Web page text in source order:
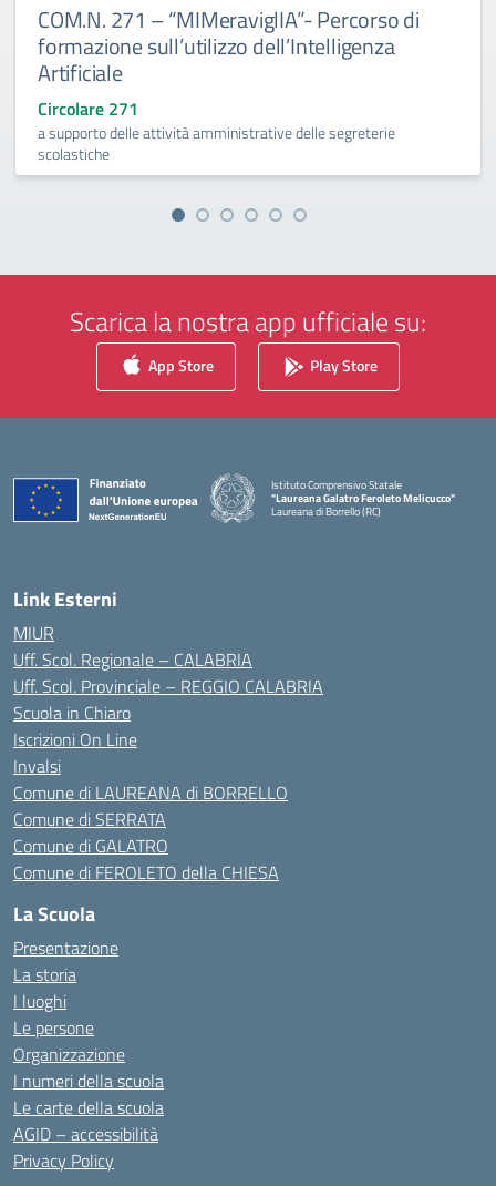
COM.N. 271 – “MIMeraviglIA”- Percorso di
formazione sull’utilizzo dell’Intelligenza
Artificiale
Circolare 271
a supporto delle attività amministrative delle segreterie
scolastiche
Scarica la nostra app ufficiale su:
App Store Play Store
Istituto Comprensivo Statale
"Laureana Galatro Feroleto Melicucco"
Laureana di Borrello (RC)
Link Esterni
MIUR
Uff. Scol. Regionale – CALABRIA
Uff. Scol. Provinciale – REGGIO CALABRIA
Scuola in Chiaro
Iscrizioni On Line
Invalsi
Comune di LAUREANA di BORRELLO
Comune di SERRATA
Comune di GALATRO
Comune di FEROLETO della CHIESA
La Scuola
Presentazione
La storia
I luoghi
Le persone
Organizzazione
I numeri della scuola
Le carte della scuola
AGID – accessibilità
Privacy Policy